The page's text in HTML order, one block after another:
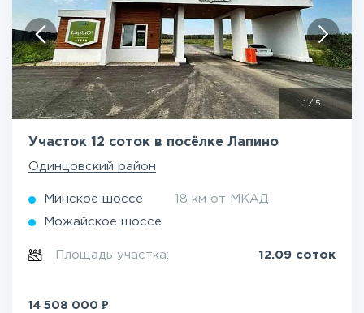
/ 5
Участок 12 соток в посёлке Лапино
Одинцовский район
Минское шоссе 18 км от МКАД
Можайское шоссе
Площадь участка: 12.09 соток
14 508 000 ₽